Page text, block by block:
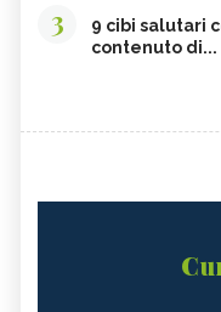
3
9 cibi salutari
contenuto di...